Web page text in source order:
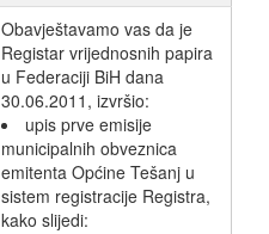
Obavještavamo vas da je
Registar vrijednosnih papira
u Federaciji BiH dana
30.06.2011, izvršio:
upis prve emisije
municipalnih obveznica
emitenta Općine Tešanj u
sistem registracije Registra,
kako slijedi: